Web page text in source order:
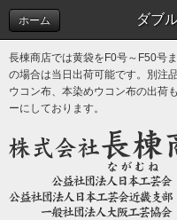
ホーム
長棟商店では黄袋をF0号～F50号
の場合は当日出荷可能です。別注
ウコン布、本染めウコン布の出荷
ーにしております。